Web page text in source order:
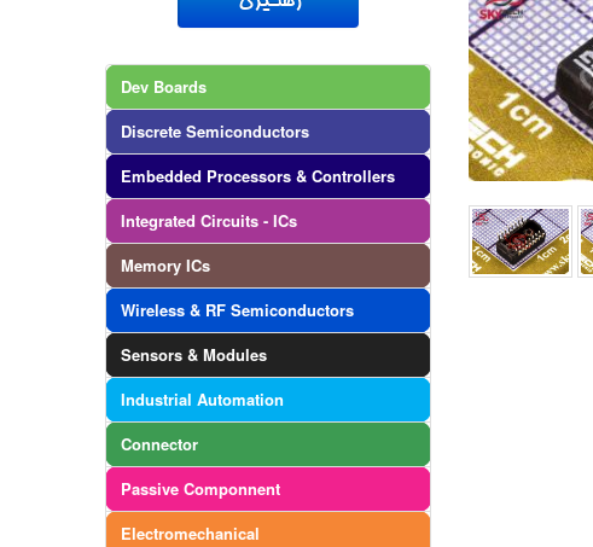
Dev Boards
Discrete Semiconductors
Embedded Processors & Controllers
Integrated Circuits - ICs
Memory ICs
Wireless & RF Semiconductors
Sensors & Modules
Industrial Automation
Connector
Passive Componnent
Electromechanical